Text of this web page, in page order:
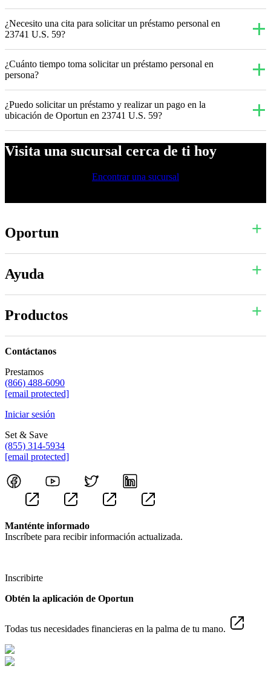
¿Necesito una cita para solicitar un préstamo personal en
23741 U.S. 59?
¿Cuánto tiempo toma solicitar un préstamo personal en
persona?
¿Puedo solicitar un préstamo y realizar un pago en la
ubicación de Oportun en 23741 U.S. 59?
Visita una sucursal cerca de ti hoy
Encontrar una sucursal
Oportun
Ayuda
Productos
Contáctanos
Prestamos
(866) 488-6090
[email protected]
Iniciar sesión
Set & Save
(855) 314-5934
[email protected]
Manténte informado
Inscríbete para recibir información actualizada.
Inscribirte
Obtén la aplicación de Oportun
Todas tus necesidades financieras en la palma de tu mano.